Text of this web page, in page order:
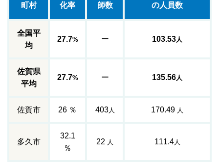
町村
化率
師数
の人員数
全国平
均
27.7% ー 103.53人
佐賀県
平均
27.7% ー 135.56人
佐賀市 26 ％ 403人 170.49 人
多久市
32.1
％
22 人 111.4人